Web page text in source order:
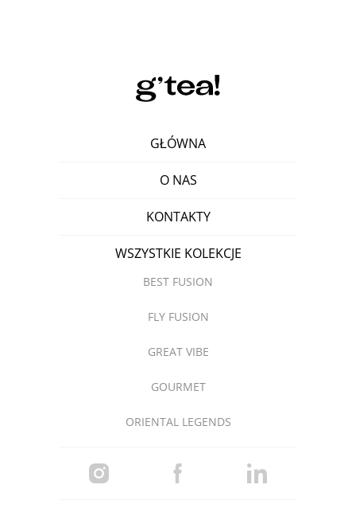
GŁÓWNA
O NAS
KONTAKTY
WSZYSTKIE KOLEKCJE
BEST FUSION
FLY FUSION
GREAT VIBE
GOURMET
ORIENTAL LEGENDS